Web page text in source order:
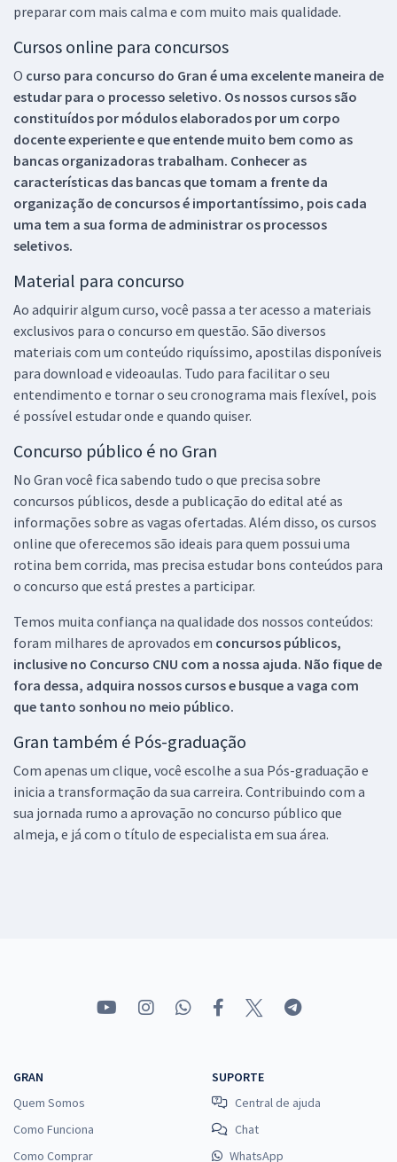
preparar com mais calma e com muito mais qualidade.
Cursos online para concursos
O curso para concurso do Gran é uma excelente maneira de
estudar para o processo seletivo. Os nossos cursos são
constituídos por módulos elaborados por um corpo
docente experiente e que entende muito bem como as
bancas organizadoras trabalham. Conhecer as
características das bancas que tomam a frente da
organização de concursos é importantíssimo, pois cada
uma tem a sua forma de administrar os processos
seletivos.
Material para concurso
Ao adquirir algum curso, você passa a ter acesso a materiais
exclusivos para o concurso em questão. São diversos
materiais com um conteúdo riquíssimo, apostilas disponíveis
para download e videoaulas. Tudo para facilitar o seu
entendimento e tornar o seu cronograma mais flexível, pois
é possível estudar onde e quando quiser.
Concurso público é no Gran
No Gran você fica sabendo tudo o que precisa sobre
concursos públicos, desde a publicação do edital até as
informações sobre as vagas ofertadas. Além disso, os cursos
online que oferecemos são ideais para quem possui uma
rotina bem corrida, mas precisa estudar bons conteúdos para
o concurso que está prestes a participar.
Temos muita confiança na qualidade dos nossos conteúdos:
foram milhares de aprovados em concursos públicos,
inclusive no Concurso CNU com a nossa ajuda. Não fique de
fora dessa, adquira nossos cursos e busque a vaga com
que tanto sonhou no meio público.
Gran também é Pós-graduação
Com apenas um clique, você escolhe a sua Pós-graduação e
inicia a transformação da sua carreira. Contribuindo com a
sua jornada rumo a aprovação no concurso público que
almeja, e já com o título de especialista em sua área.
GRAN
Quem Somos
Como Funciona
Como Comprar
SUPORTE
Central de ajuda
Chat
WhatsApp